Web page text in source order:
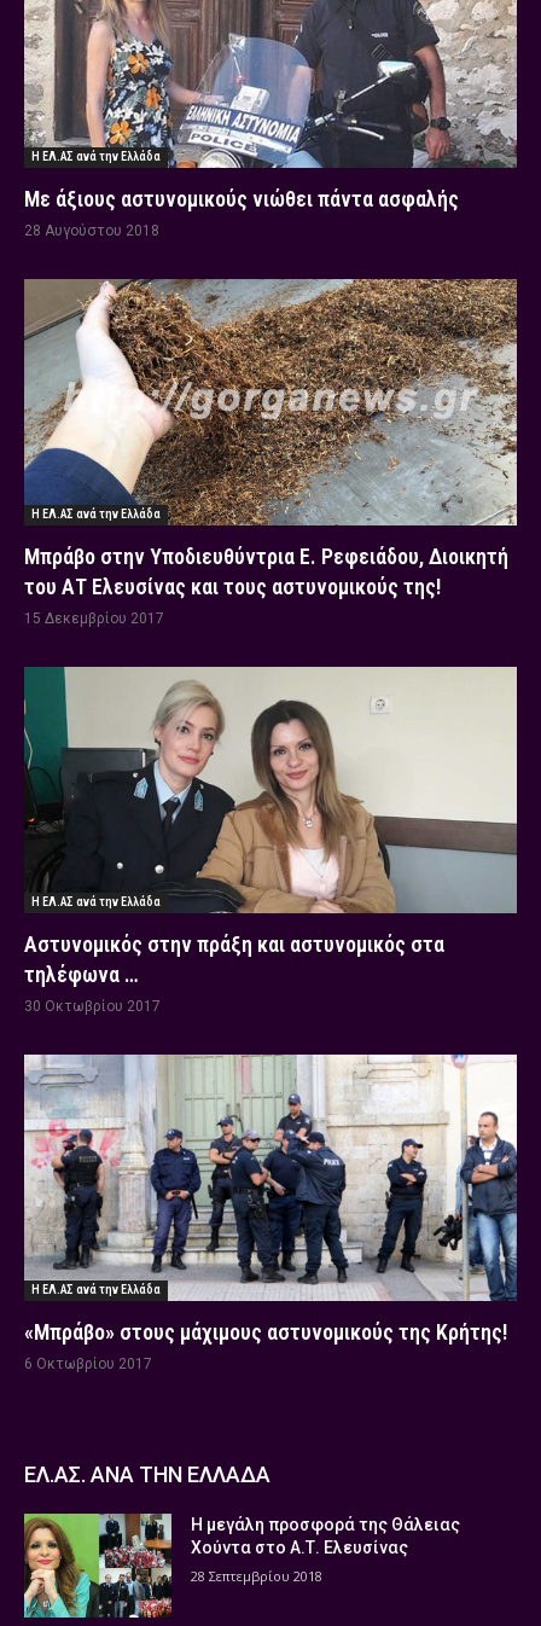
Η ΕΛ.ΑΣ ανά την Ελλάδα
Με άξιους αστυνομικούς νιώθει πάντα ασφαλής
28 Αυγούστου 2018
Η ΕΛ.ΑΣ ανά την Ελλάδα
Μπράβο στην Υποδιευθύντρια Ε. Ρεφειάδου, Διοικητή
του ΑΤ Ελευσίνας και τους αστυνομικούς της!
15 Δεκεμβρίου 2017
Η ΕΛ.ΑΣ ανά την Ελλάδα
Αστυνομικός στην πράξη και αστυνομικός στα
τηλέφωνα …
30 Οκτωβρίου 2017
Η ΕΛ.ΑΣ ανά την Ελλάδα
«Μπράβο» στους μάχιμους αστυνομικούς της Κρήτης!
6 Οκτωβρίου 2017
ΕΛ.ΑΣ. ΑΝΑ ΤΗΝ ΕΛΛΑΔΑ
Η μεγάλη προσφορά της Θάλειας
Χούντα στο Α.Τ. Ελευσίνας
28 Σεπτεμβρίου 2018